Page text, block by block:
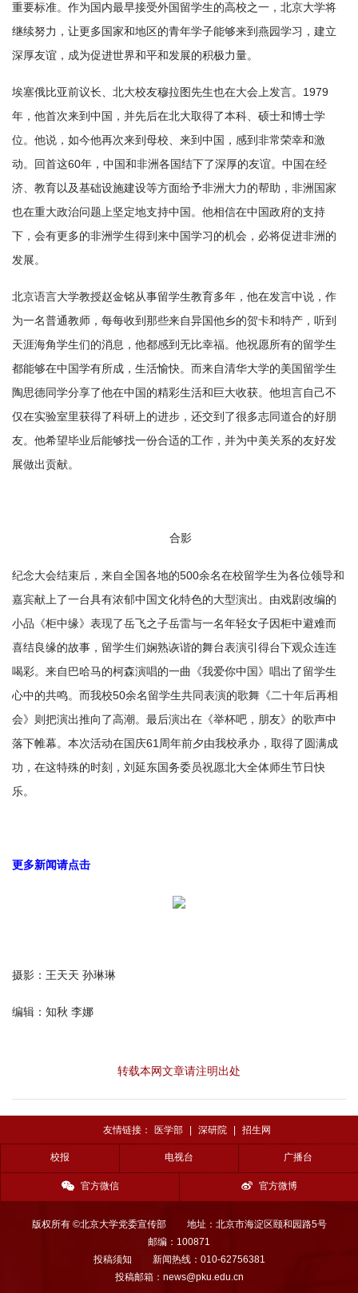
重要标准。作为国内最早接受外国留学生的高校之一，北京大学将
继续努力，让更多国家和地区的青年学子能够来到燕园学习，建立
深厚友谊，成为促进世界和平和发展的积极力量。
埃塞俄比亚前议长、北大校友穆拉图先生也在大会上发言。1979
年，他首次来到中国，并先后在北大取得了本科、硕士和博士学
位。他说，如今他再次来到母校、来到中国，感到非常荣幸和激
动。回首这60年，中国和非洲各国结下了深厚的友谊。中国在经
济、教育以及基础设施建设等方面给予非洲大力的帮助，非洲国家
也在重大政治问题上坚定地支持中国。他相信在中国政府的支持
下，会有更多的非洲学生得到来中国学习的机会，必将促进非洲的
发展。
北京语言大学教授赵金铭从事留学生教育多年，他在发言中说，作
为一名普通教师，每每收到那些来自异国他乡的贺卡和特产，听到
天涯海角学生们的消息，他都感到无比幸福。他祝愿所有的留学生
都能够在中国学有所成，生活愉快。而来自清华大学的美国留学生
陶思德同学分享了他在中国的精彩生活和巨大收获。他坦言自己不
仅在实验室里获得了科研上的进步，还交到了很多志同道合的好朋
友。他希望毕业后能够找一份合适的工作，并为中美关系的友好发
展做出贡献。
合影
纪念大会结束后，来自全国各地的500余名在校留学生为各位领导和
嘉宾献上了一台具有浓郁中国文化特色的大型演出。由戏剧改编的
小品《柜中缘》表现了岳飞之子岳雷与一名年轻女子因柜中避难而
喜结良缘的故事，留学生们娴熟诙谐的舞台表演引得台下观众连连
喝彩。来自巴哈马的柯森演唱的一曲《我爱你中国》唱出了留学生
心中的共鸣。而我校50余名留学生共同表演的歌舞《二十年后再相
会》则把演出推向了高潮。最后演出在《举杯吧，朋友》的歌声中
落下帷幕。本次活动在国庆61周年前夕由我校承办，取得了圆满成
功，在这特殊的时刻，刘延东国务委员祝愿北大全体师生节日快
乐。
更多新闻请点击
摄影：王天天 孙琳琳
编辑：知秋 李娜
转载本网文章请注明出处
友情链接： 医学部 深研院 招生网
校报 电视台 广播台
官方微信 官方微博
版权所有 ©北京大学党委宣传部
地址：北京市海淀区颐和园路5号
邮编：100871
投稿须知
新闻热线：010-62756381
投稿邮箱：news@pku.edu.cn